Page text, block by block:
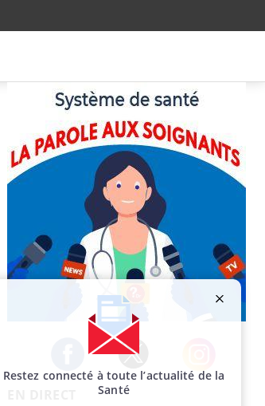
Facebook Twitter Instagram
Restez connecté à toute l’actualité de la
Santé